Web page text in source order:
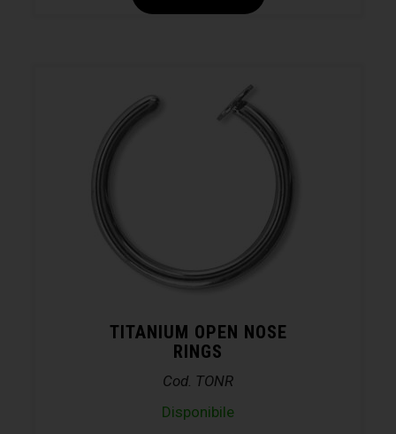
TITANIUM OPEN NOSE
RINGS
Cod. TONR
Disponibile